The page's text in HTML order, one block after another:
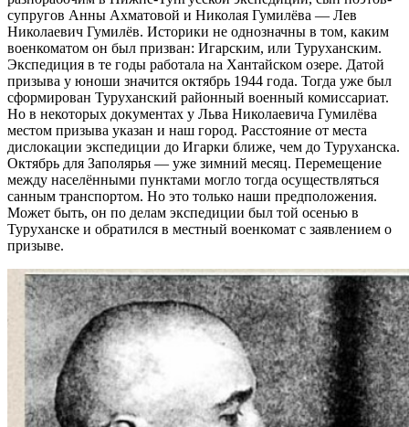
супругов Анны Ахматовой и Николая Гумилёва — Лев
Николаевич Гумилёв. Историки не однозначны в том, каким
военкоматом он был призван: Игарским, или Туруханским.
Экспедиция в те годы работала на Хантайском озере. Датой
призыва у юноши значится октябрь 1944 года. Тогда уже был
сформирован Туруханский районный военный комиссариат.
Но в некоторых документах у Льва Николаевича Гумилёва
местом призыва указан и наш город. Расстояние от места
дислокации экспедиции до Игарки ближе, чем до Туруханска.
Октябрь для Заполярья — уже зимний месяц. Перемещение
между населёнными пунктами могло тогда осуществляться
санным транспортом. Но это только наши предположения.
Может быть, он по делам экспедиции был той осенью в
Туруханске и обратился в местный военкомат с заявлением о
призыве.